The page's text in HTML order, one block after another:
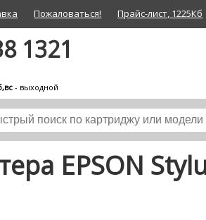
Пожаловаться! Прайс-лист, 1225Кб
1321
- выходной
EPSON